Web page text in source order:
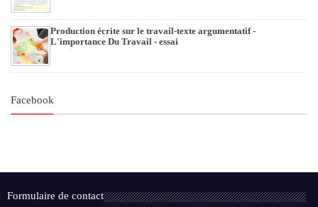
Production écrite sur le travail-texte argumentatif -
L'importance Du Travail - essai
Facebook
Formulaire de contact